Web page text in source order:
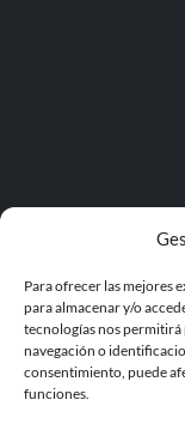
Para ofrecer las mejores
para almacenar y/o
tecnologías nos
navegación o
consentimiento, puede
funciones.